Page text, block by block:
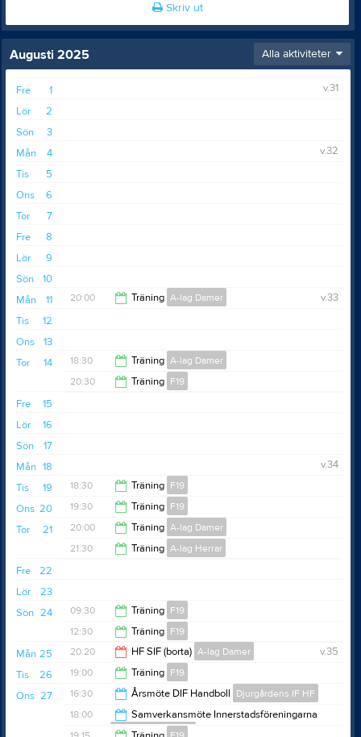
Skriv ut
Augusti 2025 Alla aktiviteter
1
Fre
v.31
2
Lör
3
Sön
4
Mån
v.32
5
Tis
6
Ons
7
Tor
8
Fre
9
Lör
10
Sön
11
Mån v.33
20:00 Träning A-lag Damer
12
Tis
13
Ons
14
Tor 18:30 Träning A-lag Damer
20:30 Träning F19
15
Fre
16
Lör
17
Sön
18
Mån
v.34
19
Tis 18:30 Träning F19
19:30
20
Ons 19:30 Träning F19
21:00
21
Tor 20:00 Träning A-lag Damer
21:30 Träning A-lag Herrar
22
Fre
23
Lör
24
Sön 09:30 Träning F19
11:00
12:30 Träning F19
13:45
25
Mån v.35
20:20 HF SIF (borta) A-lag Damer
22:20
26
Tis 19:00 Träning F19
20:00
27
Ons 16:30 Årsmöte DIF Handboll Djurgårdens IF HF
17:30
18:00
Samverkansmöte Innerstadsföreningarna
Djurgårdens IF HF